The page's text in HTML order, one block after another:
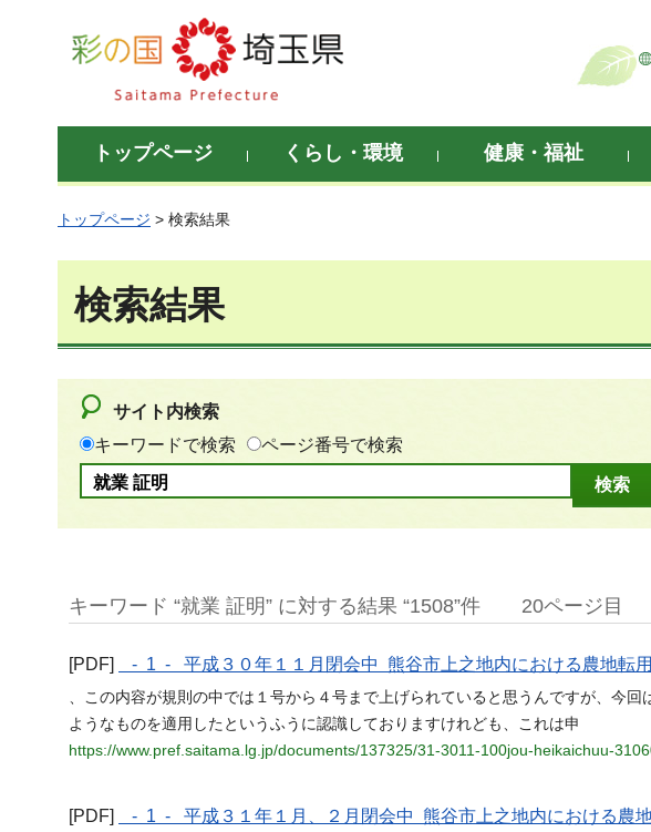
彩の国 埼玉県
トップページ くらし・環境 健康・福祉
トップページ > 検索結果
検索結果
サイト内検索
キーワードで検索
ページ番号で検索
キーワード “就業 証明” に対する結果 “1508”件 20ページ目
[PDF] - 1 - 平成３０年１１月閉会中 熊谷市上之地内における農地転
、この内容が規則の中では１号から４号まで上げられていると思うんですが、今回
ようなものを適用したというふうに認識しておりますけれども、これは申
https://www.pref.saitama.lg.jp/documents/137325/31-3011-100jou-heikaichuu-
[PDF] - 1 - 平成３１年１月、２月閉会中 熊谷市上之地内における農